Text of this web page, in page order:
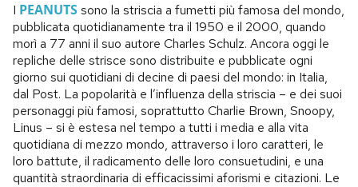
I PEANUTSsono la striscia a fumetti più famosa del mondo,
pubblicata quotidianamente tra il 1950 e il 2000, quando
morì a 77 anni il suo autore Charles Schulz. Ancora oggi le
repliche delle strisce sono distribuite e pubblicate ogni
giorno sui quotidiani di decine di paesi del mondo: in Italia,
dal Post. La popolarità e l’influenza della striscia – e dei suoi
personaggi più famosi, soprattutto Charlie Brown, Snoopy,
Linus – si è estesa nel tempo a tutti i media e alla vita
quotidiana di mezzo mondo, attraverso i loro caratteri, le
loro battute, il radicamento delle loro consuetudini, e una
quantità straordinaria di efficacissimi aforismi e citazioni. Le